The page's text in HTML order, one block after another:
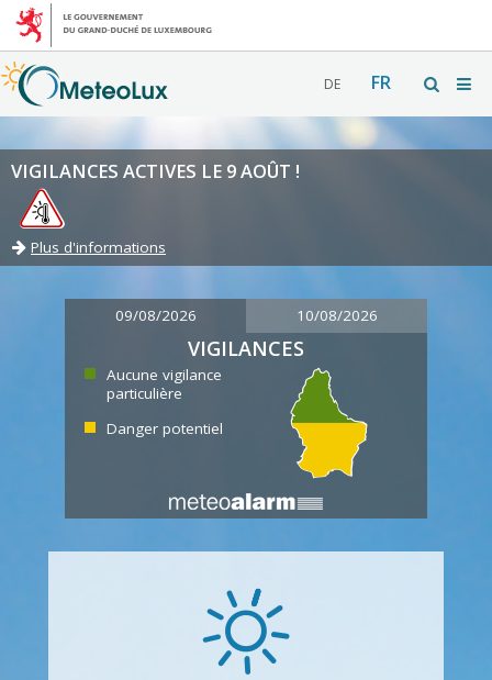
DE FR
VIGILANCES ACTIVES LE 9 AOÛT !
Plus d'informations
09/08/2026 10/08/2026
VIGILANCES
Aucune vigilance
particulière
Danger potentiel